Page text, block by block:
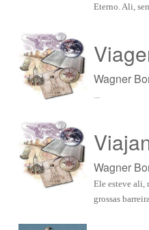
Eterno. Ali,
Wagner
...
Wagner
Ele esteve ali,
grossas